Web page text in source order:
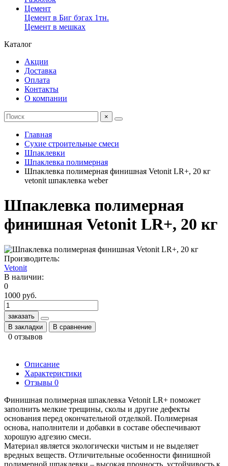
Цемент
Цемент в Биг бэгах 1тн.
Цемент в мешках
Каталог
Акции
Доставка
Оплата
Контакты
О компании
×
Главная
Сухие строительные смеси
Шпаклевки
Шпаклевка полимерная
Шпаклевка полимерная финишная Vetonit LR+, 20 кг
vetonit шпаклевка weber
Шпаклевка полимерная
финишная Vetonit LR+, 20 кг
Производитель:
Vetonit
В наличии:
0
1000 руб.
заказать
В закладки
В сравнение
0 отзывов
Описание
Характеристики
Отзывы 0
Финишная полимерная шпаклевка Vetonit LR+ поможет
заполнить мелкие трещины, сколы и другие дефекты
основания перед окончательной отделкой. Полимерная
основа, наполнители и добавки в составе обеспечивают
хорошую адгезию смеси.
Материал является экологически чистым и не выделяет
вредных веществ. Отличительные особенности финишной
полимерной шпаклевки – высокая прочность, устойчивость к